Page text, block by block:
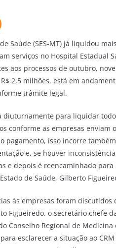
Saúde (SES-MT) já liquidou
serviços no Hospital Estadual
aos processos de outubro,
2,5 milhões, está em
trâmite legal.
diuturnamente para liquidar
conforme as empresas enviam
pagamento, isso incorre
e, se houver
e depois é reencaminhado
de Saúde, Gilberto
às empresas foram
Figueiredo, o secretário chefe
Conselho Regional de Medicina
esclarecer a situação ao